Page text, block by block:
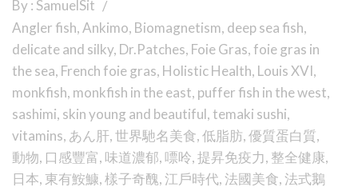
By : SamuelSit
Angler fish,Ankimo, Biomagnetism, deep sea fish,
delicate and silky, Dr.Patches, Foie Gras,foie gras in
the sea, French foie gras, Holistic Health, Louis XVI,
monkfish, monkfish in the east, puffer fish in the west,
sashimi, skin young and beautiful, temaki sushi,
vitamins, あん肝,世界馳名美食,低脂肪,優質蛋白質,
動物, 口感豐富, 味道濃郁,嘌呤,提昇免疫力, 整全健康,
日本, 東有鮟鱇,樣子奇醜, 江戶時代, 法國美食, 法式鵝